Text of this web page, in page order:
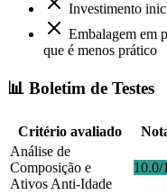
Investimento
Embalagem em
que é menos prático
📊 Boletim de Testes
Critério avaliado
Análise de
Composição e
Ativos Anti-Idade
10.0/